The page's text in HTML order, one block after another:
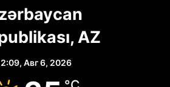
AZ
Авг 6, 2026